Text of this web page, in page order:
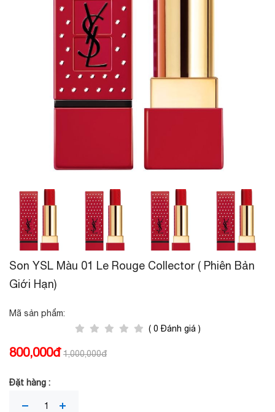
Son YSL Màu 01 Le Rouge Collector ( Phiên Bản
Giới Hạn)
Mã sản phẩm:
( 0 Đánh giá )
800,000đ 1,000,000đ
Đặt hàng :